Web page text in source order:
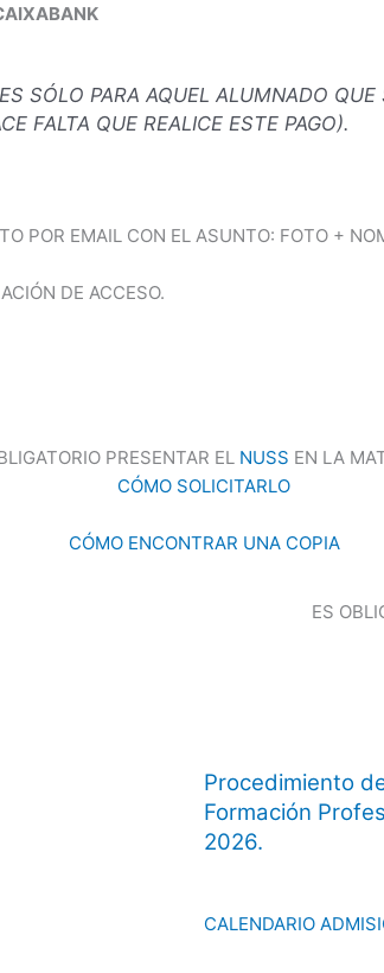
SÓLO PARA AQUEL ALUMNADO
FALTA QUE REALICE ESTE PAGO).
POR EMAIL CON EL ASUNTO: FOTO +
DE ACCESO.
PRESENTAR EL NUSS EN LA
CÓMO SOLICITARLO
CÓMO ENCONTRAR UNA COPIA
ES
Procedimiento
Formación
2026.
CALENDARIO